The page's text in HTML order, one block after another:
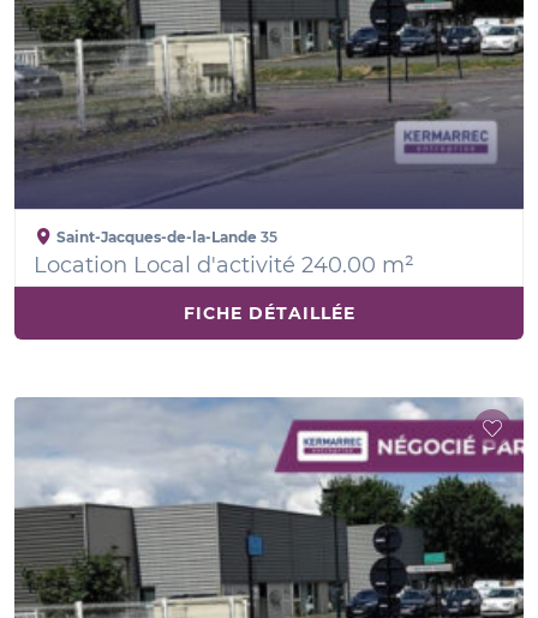
Saint-Jacques-de-la-Lande 35
Location Local d'activité 240.00 m²
FICHE DÉTAILLÉE